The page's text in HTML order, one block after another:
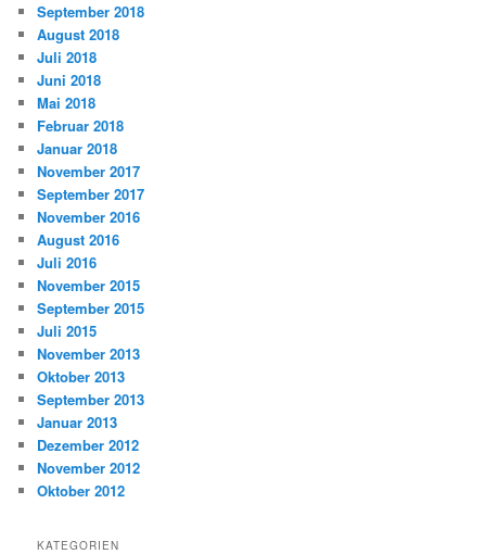
September 2018
August 2018
Juli 2018
Juni 2018
Mai 2018
Februar 2018
Januar 2018
November 2017
September 2017
November 2016
August 2016
Juli 2016
November 2015
September 2015
Juli 2015
November 2013
Oktober 2013
September 2013
Januar 2013
Dezember 2012
November 2012
Oktober 2012
KATEGORIEN